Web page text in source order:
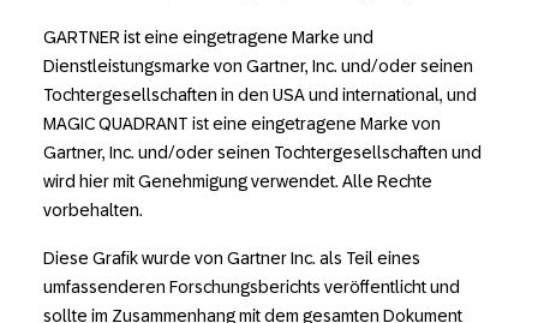
GARTNER ist eine eingetragene Marke und
Dienstleistungsmarke von Gartner, Inc. und/oder seinen
Tochtergesellschaften in den USA und international, und
MAGIC QUADRANT ist eine eingetragene Marke von
Gartner, Inc. und/oder seinen Tochtergesellschaften und
wird hier mit Genehmigung verwendet. Alle Rechte
vorbehalten.
Diese Grafik wurde von Gartner Inc. als Teil eines
umfassenderen Forschungsberichts veröffentlicht und
sollte im Zusammenhang mit dem gesamten Dokument